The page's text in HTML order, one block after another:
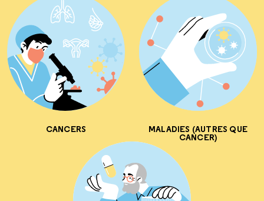
CANCERS MALADIES (AUTRES QUE
CANCER)